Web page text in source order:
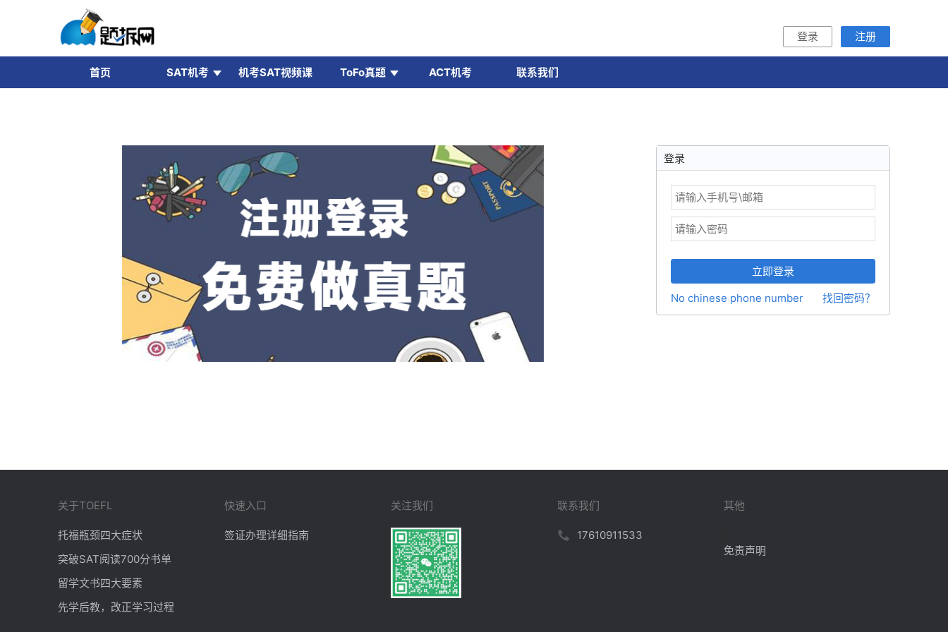
登录 注册
首页 SAT机考 机考SAT视频课 ToFo真题 ACT机考 联系我们
登录
立即登录
No chinese phone number
找回密码？
关于TOEFL
托福瓶颈四大症状
突破SAT阅读700分书单
留学文书四大要素
先学后教，改正学习过程
快速入口
签证办理详细指南
关注我们 联系我们
17610911533
其他
免责声明